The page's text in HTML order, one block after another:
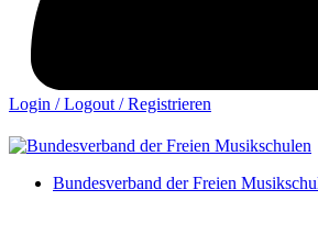
Login / Logout / Registrieren
Bundesverband der Freien